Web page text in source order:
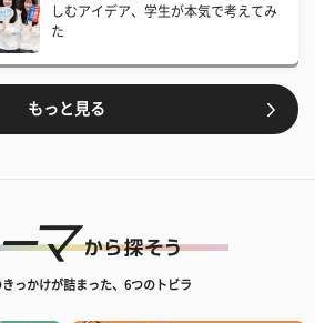
しむアイデア、学生が本気で考えてみ
た
もっと見る
っかけが詰まった、6つのトビラ